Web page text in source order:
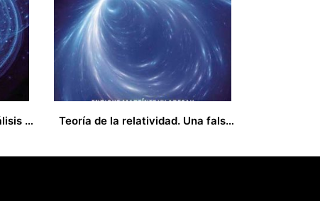
Teoría de la Relatividad, análisis y críticas Teoría de la relatividad. Una falsa teoría